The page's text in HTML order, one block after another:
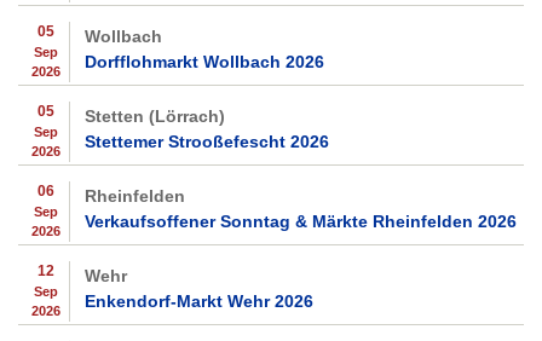
05
Sep
2026
Wollbach
Dorfflohmarkt Wollbach 2026
05
Sep
2026
Stetten (Lörrach)
Stettemer Strooßefescht 2026
06
Sep
2026
Rheinfelden
Verkaufsoffener Sonntag & Märkte Rheinfelden 2026
12
Sep
2026
Wehr
Enkendorf-Markt Wehr 2026